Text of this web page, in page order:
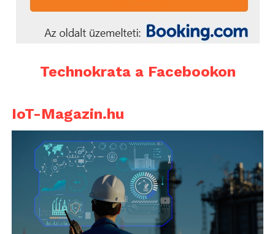
Technokrata a Facebookon
IoT-Magazin.hu